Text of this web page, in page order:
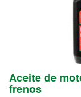
Aceite de
frenos